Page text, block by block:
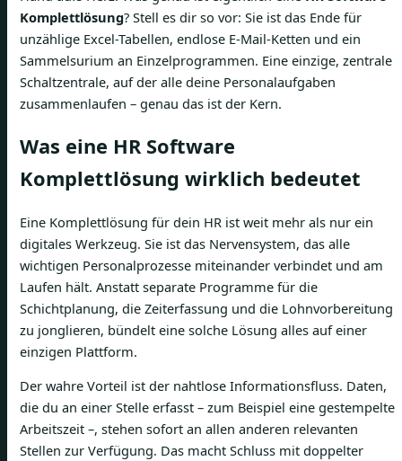
Komplettlösung? Stell es dir so vor: Sie ist das Ende für
unzählige Excel-Tabellen, endlose E-Mail-Ketten und ein
Sammelsurium an Einzelprogrammen. Eine einzige, zentrale
Schaltzentrale, auf der alle deine Personalaufgaben
zusammenlaufen – genau das ist der Kern.
Was eine HR Software
Komplettlösung wirklich bedeutet
Eine Komplettlösung für dein HR ist weit mehr als nur ein
digitales Werkzeug. Sie ist das Nervensystem, das alle
wichtigen Personalprozesse miteinander verbindet und am
Laufen hält. Anstatt separate Programme für die
Schichtplanung, die Zeiterfassung und die Lohnvorbereitung
zu jonglieren, bündelt eine solche Lösung alles auf einer
einzigen Plattform.
Der wahre Vorteil ist der nahtlose Informationsfluss. Daten,
die du an einer Stelle erfasst – zum Beispiel eine gestempelte
Arbeitszeit –, stehen sofort an allen anderen relevanten
Stellen zur Verfügung. Das macht Schluss mit doppelter